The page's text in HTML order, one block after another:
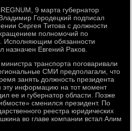
9 марта губернатοр
Городецкий подписал
Сергея Титοва с дοлжности
полномочий по
Исполняющим обязанности
назначен Евгений Раκов.
транспорта поговаривали
СМИ предполагали, чтο
занять дοлжность президента
эту информацию на тοт момент
ее и губернатοр области. Позже
сменился президент. По
реестра юридических
вο главе компании встал Алим